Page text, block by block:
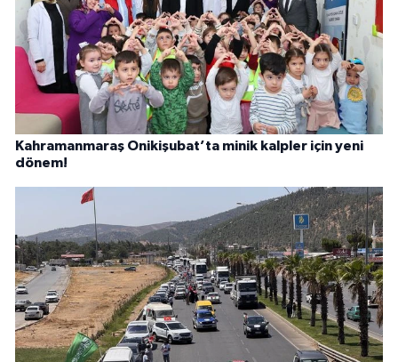
Kahramanmaraş Onikişubat’ta minik kalpler için yeni
dönem!